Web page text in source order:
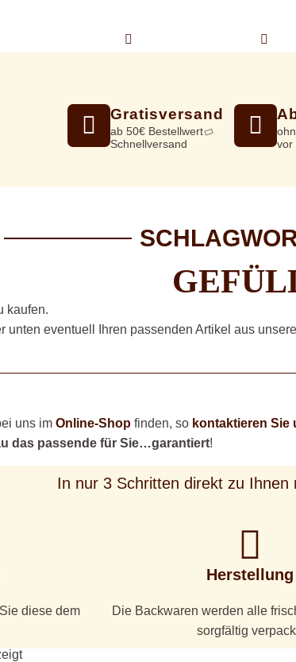
Gratisversand
ab 50€ Bestellwert
Schnellversand
vor
kaufen.
eventuell Ihren passenden Artikel aus
uns im Online-Shop finden, so kontaktieren Sie
das passende für Sie…garantiert!
In nur 3 Schritten direkt zu Ihnen
diese dem
Herstellung
Die Backwaren werden alle
sorgfältig